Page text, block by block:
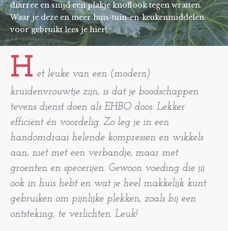
diarree en snijd een plakje knoflook tegen wratten.
Waar je deze en meer huis-tuin-en-keukenmiddelen
voor gebruikt lees je hier!
H et leuke van een (modern)
kruidenvrouwtje zijn, is dat je boodschappen
tevens dienst doen als EHBO doos. Lekker
efficiënt én voordelig. Zo leg je in een
handomdraai helende kompressen en wikkels
aan, niet met een verbandje, maar met
groenten en specerijen. Gewoon voeding die jij
ook in huis hebt en wat je heel makkelijk kunt
gebruiken om pijnlijke plekken, zoals bij een
ontsteking, te verlichten. Leuk!